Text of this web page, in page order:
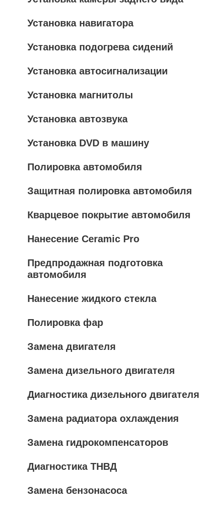
Установка навигатора
Установка подогрева сидений
Установка автосигнализации
Установка магнитолы
Установка автозвука
Установка DVD в машину
Полировка автомобиля
Защитная полировка автомобиля
Кварцевое покрытие автомобиля
Нанесение Ceramic Pro
Предпродажная подготовка
автомобиля
Нанесение жидкого стекла
Полировка фар
Замена двигателя
Замена дизельного двигателя
Диагностика дизельного двигателя
Замена радиатора охлаждения
Замена гидрокомпенсаторов
Диагностика ТНВД
Замена бензонасоса